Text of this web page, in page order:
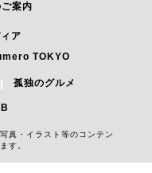
案内
ア
TOKYO
孤独のグルメ
真・イラスト等のコンテン
す。